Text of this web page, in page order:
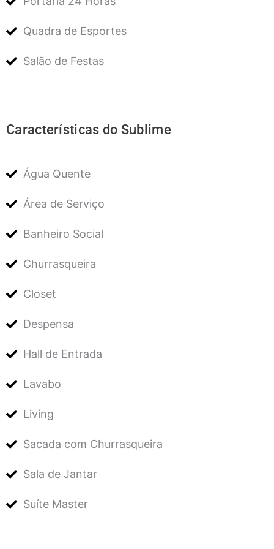
Quadra de Esportes
Salão de Festas
Características do Sublime
Água Quente
Área de Serviço
Banheiro Social
Churrasqueira
Closet
Despensa
Hall de Entrada
Lavabo
Living
Sacada com Churrasqueira
Sala de Jantar
Suíte Master